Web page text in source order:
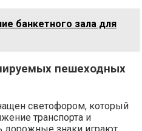
банкетного зала для
пешеходных
светофором, который
транспорта и
дорожные знаки играют